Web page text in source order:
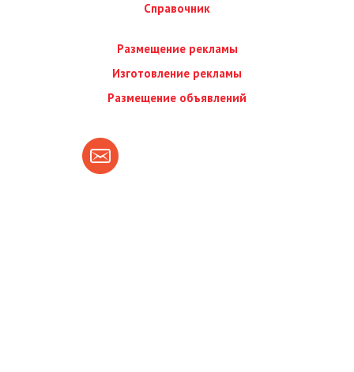
Справочник
Размещение рекламы
Изготовление рекламы
Размещение объявлений